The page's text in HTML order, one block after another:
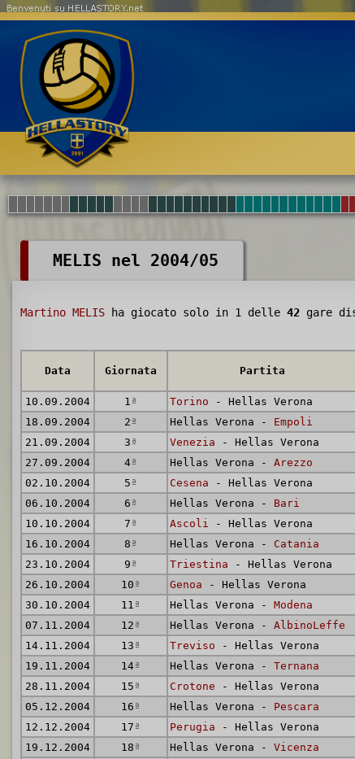
Benvenuti su HELLASTORY.net
MELIS nel 2004/05
Martino MELIS ha giocato solo in 1 delle 42 gare
Data Giornata Partita
10.09.2004
1 ª Torino - Hellas Verona
18.09.2004
2 ª Hellas Verona - Empoli
21.09.2004
3 ª Venezia - Hellas Verona
27.09.2004
4ª Hellas Verona - Arezzo
02.10.2004
5 ª Cesena - Hellas Verona
06.10.2004
6 ª Hellas Verona - Bari
10.10.2004
7 ª Ascoli - Hellas Verona
16.10.2004
8 ª Hellas Verona - Catania
23.10.2004
9 ª Triestina - Hellas Verona
26.10.2004
10 ª Genoa - Hellas Verona
30.10.2004
11 ª Hellas Verona - Modena
07.11.2004
12 ª Hellas Verona - AlbinoLeffe
14.11.2004
13 ª Treviso - Hellas Verona
19.11.2004
14ª Hellas Verona - Ternana
28.11.2004
15 ª Crotone - Hellas Verona
05.12.2004
16 ª Hellas Verona - Pescara
12.12.2004
17 ª Perugia - Hellas Verona
19.12.2004
18 ª Hellas Verona - Vicenza